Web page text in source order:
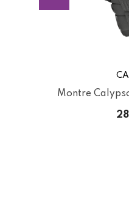
Montre